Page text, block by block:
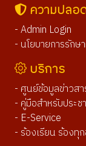
ความปลอ
- Admin Login
- นโยบายการรัก
บริการ
- ศูนย์ข้อมูลข่าวส
- คู่มือสำหรับประช
- E-Service
- ร้องเรียน ร้องทุ